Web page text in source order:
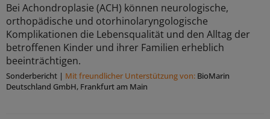
Bei Achondroplasie (ACH) können neurologische,
orthopädische und otorhinolaryngologische
Komplikationen die Lebensqualität und den Alltag der
betroffenen Kinder und ihrer Familien erheblich
beeinträchtigen.
Sonderbericht | Mit freundlicher Unterstützung von: BioMarin
Deutschland GmbH, Frankfurt am Main